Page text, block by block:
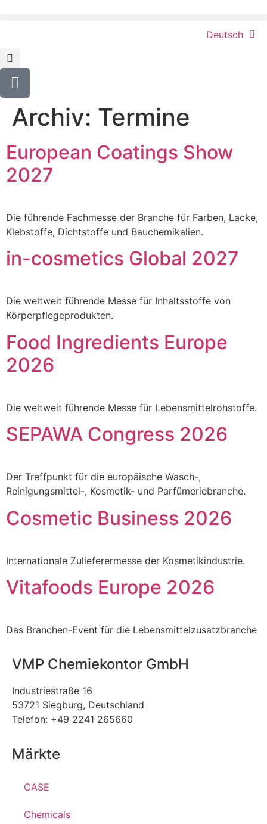
Deutsch
Archiv: Termine
European Coatings Show
2027
Die führende Fachmesse der Branche für Farben, Lacke,
Klebstoffe, Dichtstoffe und Bauchemikalien.
in-cosmetics Global 2027
Die weltweit führende Messe für Inhaltsstoffe von
Körperpflegeprodukten.
Food Ingredients Europe
2026
Die weltweit führende Messe für Lebensmittelrohstoffe.
SEPAWA Congress 2026
Der Treffpunkt für die europäische Wasch-,
Reinigungsmittel-, Kosmetik- und Parfümeriebranche.
Cosmetic Business 2026
Internationale Zulieferermesse der Kosmetikindustrie.
Vitafoods Europe 2026
Das Branchen-Event für die Lebensmittelzusatzbranche
VMP Chemiekontor GmbH
Industriestraße 16
53721 Siegburg, Deutschland
Telefon: +49 2241 265660
Märkte
CASE
Chemicals